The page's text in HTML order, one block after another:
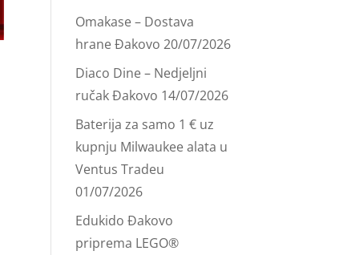
Omakase – Dostava
hrane Đakovo 20/07/2026
Diaco Dine – Nedjeljni
ručak Đakovo 14/07/2026
Baterija za samo 1 € uz
kupnju Milwaukee alata u
Ventus Tradeu
01/07/2026
Edukido Đakovo
priprema LEGO®